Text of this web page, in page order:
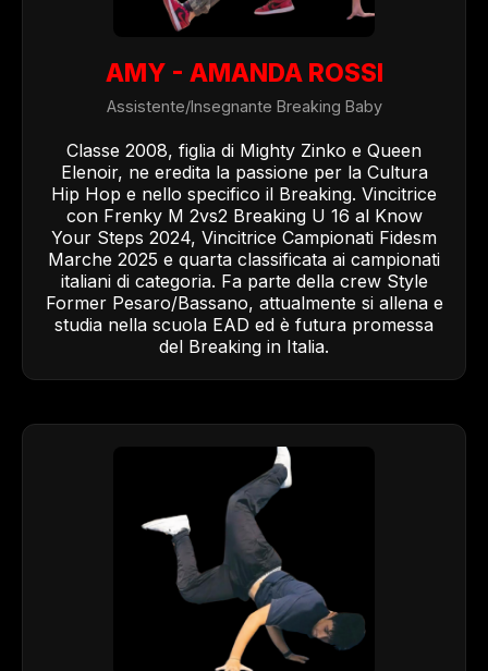
AMY - AMANDA ROSSI
Assistente/Insegnante Breaking Baby
Classe 2008, figlia di Mighty Zinko e Queen
Elenoir, ne eredita la passione per la Cultura
Hip Hop e nello specifico il Breaking. Vincitrice
con Frenky M 2vs2 Breaking U 16 al Know
Your Steps 2024, Vincitrice Campionati Fidesm
Marche 2025 e quarta classificata ai campionati
italiani di categoria. Fa parte della crew Style
Former Pesaro/Bassano, attualmente si allena e
studia nella scuola EAD ed è futura promessa
del Breaking in Italia.